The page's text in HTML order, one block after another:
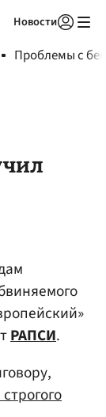
Новости
Проблемы с
РАПСИ.